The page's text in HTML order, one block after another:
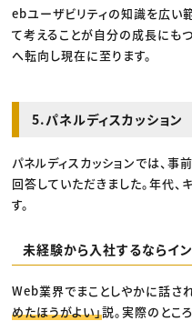
ebユーザビリティの知識を広い
て考えることが自分の成長にも
へ転向し現在に至ります。
5.パネルディスカッション
パネルディスカッションでは、
回答していただきました。年代
す。
未経験から入社するならイ
Web業界でまことしやかに話さ
めたほうがよい」説。実際のとこ